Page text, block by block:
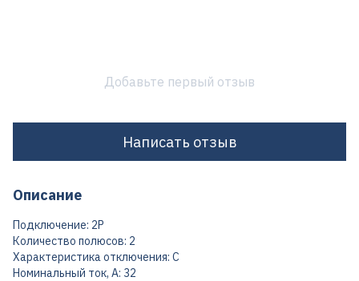
Добавьте первый отзыв
Написать отзыв
Описание
Подключение: 2P
Количество полюсов: 2
Характеристика отключения: C
Номинальный ток, А: 32